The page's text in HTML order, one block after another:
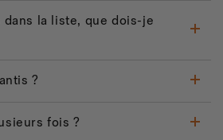
dans la liste, que dois-je
?
fois ?